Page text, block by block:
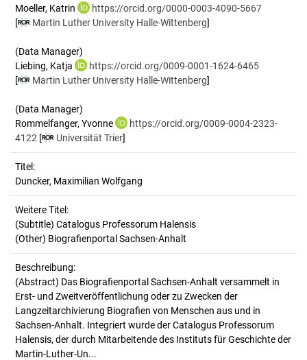
Moeller, Katrin
https://orcid.org/0000-0003-4090-5667
[
Martin Luther University Halle-Wittenberg]
(Data Manager)
Liebing, Katja
https://orcid.org/0009-0001-1624-6465
[
Martin Luther University Halle-Wittenberg]
(Data Manager)
Rommelfanger, Yvonne
https://orcid.org/0009-0004-2323-
4122 [ Universität Trier]
Titel:
Duncker, Maximilian Wolfgang
Weitere Titel:
(Subtitle) Catalogus Professorum Halensis
(Other) Biografienportal Sachsen-Anhalt
Beschreibung:
(Abstract) Das Biografienportal Sachsen-Anhalt versammelt in
Erst- und Zweitveröffentlichung oder zu Zwecken der
Langzeitarchivierung Biografien von Menschen aus und in
Sachsen-Anhalt. Integriert wurde der Catalogus Professorum
Halensis, der durch Mitarbeitende des Instituts für Geschichte der
Martin-Luther-Un...